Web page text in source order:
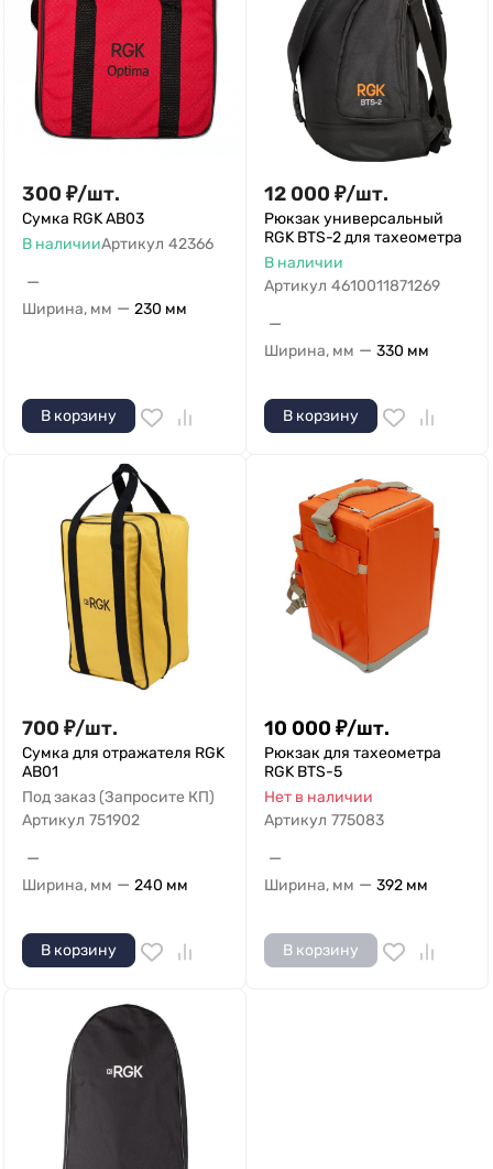
300 ₽/шт.
Сумка RGK AB03
В наличииАртикул 42366
—
Ширина, мм — 230 мм
В корзину
12 000 ₽/шт.
Рюкзак универсальный
RGK BTS-2 для тахеометра
В наличии
Артикул 4610011871269
—
Ширина, мм — 330 мм
В корзину
700 ₽/шт.
Сумка для отражателя RGK
AB01
Под заказ (Запросите КП)
Артикул 751902
—
Ширина, мм — 240 мм
В корзину
10 000 ₽/шт.
Рюкзак для тахеометра
RGK BTS-5
Нет в наличии
Артикул 775083
—
Ширина, мм — 392 мм
В корзину